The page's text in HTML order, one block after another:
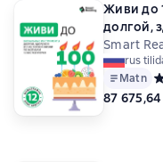
Живи до
долгой,
мотивам
Smart
rus
Matn
87